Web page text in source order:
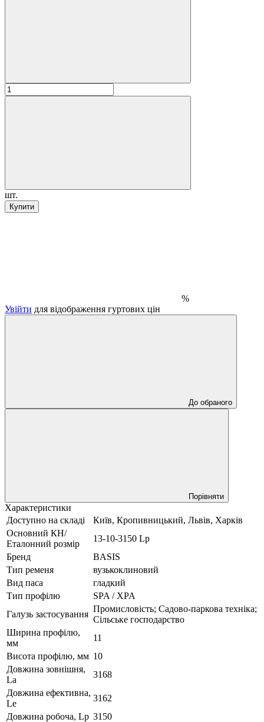
шт.
Купити
%
Увійти для відображення гуртових цін
До обраного
Порівняти
Характеристики
Доступно на складі
Київ, Кропивницький, Львів, Харків
Основний КН/
Еталонний розмір
13-10-3150 Lp
Бренд
BASIS
Тип ременя
вузькоклиновий
Вид паса
гладкий
Тип профілю
SPA / XPA
Галузь застосування
Промисловість; Садово-паркова техніка;
Сільське господарство
Ширина профілю,
мм
11
Висота профілю, мм 10
Довжина зовнішня,
La
3168
Довжина ефективна,
Le
3162
Довжина робоча, Lp 3150